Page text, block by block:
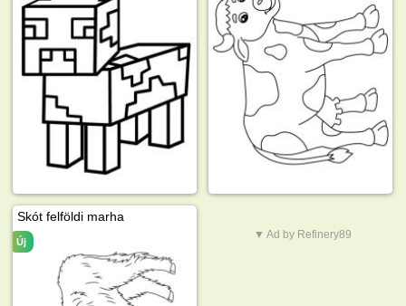
Skót felföldi marha
Új
▼ Ad by Refinery89